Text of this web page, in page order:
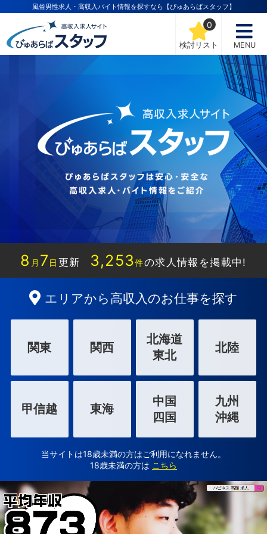
風俗男性求人・高収入バイト情報を探すなら【ぴゅあらばスタッフ】
検討リスト
0
MENU
8 月 7 日 更新 3,253件の求人情報を掲載中!
エリアから高収入のお仕事を探す
関東 関西
北海道
東北
北陸
甲信越 東海
中国
四国
九州
沖縄
当サイトは18歳未満の方はご利用になれません。
18歳未満の方は こちら